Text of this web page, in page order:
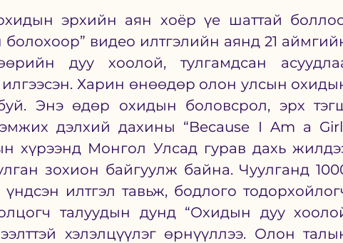
эрхийн аян хоёр үе шаттай
видео илтгэлийн аянд 21
дуу хоолой, тулгамдсан
илгээсэн. Харин өнөөдөр олон улсын
Энэ өдөр охидын боловсрол, эрх
дэлхий дахины “Because I Am a
хүрээнд Монгол Улсад гурав дахь
зохион байгуулж байна. Чуулганд
илтгэл тавьж, бодлого
талуудын дунд “Охидын дуу
хэлэлцүүлэг өрнүүллээ. Олон